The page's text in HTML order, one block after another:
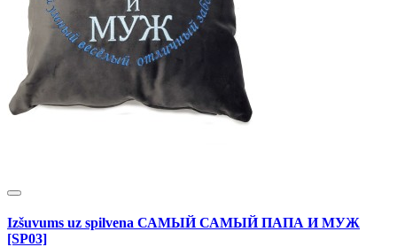
Izšuvums uz spilvena САМЫЙ САМЫЙ ПАПА И МУЖ
[SP03]